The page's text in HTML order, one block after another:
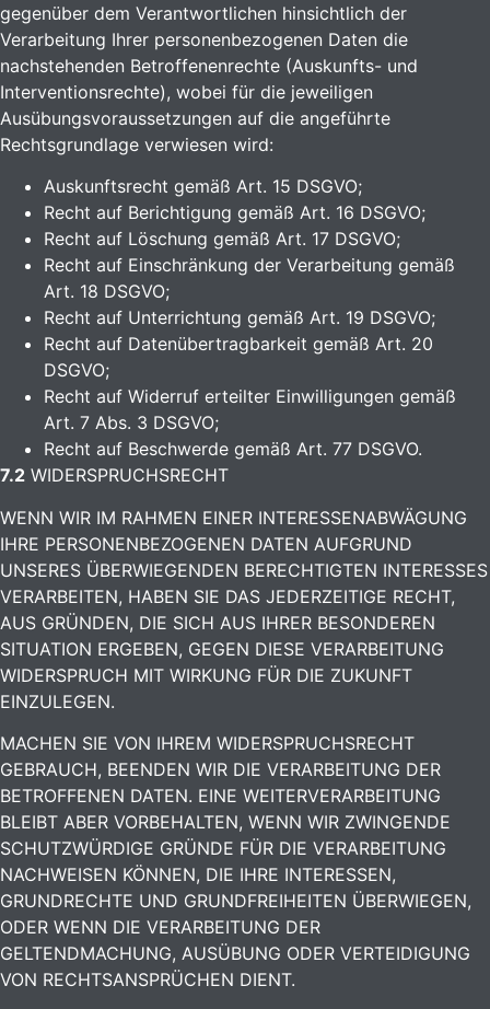
gegenüber dem Verantwortlichen hinsichtlich der
Verarbeitung Ihrer personenbezogenen Daten die
nachstehenden Betroffenenrechte (Auskunfts- und
Interventionsrechte), wobei für die jeweiligen
Ausübungsvoraussetzungen auf die angeführte
Rechtsgrundlage verwiesen wird:
Auskunftsrecht gemäß Art. 15 DSGVO;
Recht auf Berichtigung gemäß Art. 16 DSGVO;
Recht auf Löschung gemäß Art. 17 DSGVO;
Recht auf Einschränkung der Verarbeitung gemäß
Art. 18 DSGVO;
Recht auf Unterrichtung gemäß Art. 19 DSGVO;
Recht auf Datenübertragbarkeit gemäß Art. 20
DSGVO;
Recht auf Widerruf erteilter Einwilligungen gemäß
Art. 7 Abs. 3 DSGVO;
Recht auf Beschwerde gemäß Art. 77 DSGVO.
7.2 WIDERSPRUCHSRECHT
WENN WIR IM RAHMEN EINER INTERESSENABWÄGUNG
IHRE PERSONENBEZOGENEN DATEN AUFGRUND
UNSERES ÜBERWIEGENDEN BERECHTIGTEN INTERESSES
VERARBEITEN, HABEN SIE DAS JEDERZEITIGE RECHT,
AUS GRÜNDEN, DIE SICH AUS IHRER BESONDEREN
SITUATION ERGEBEN, GEGEN DIESE VERARBEITUNG
WIDERSPRUCH MIT WIRKUNG FÜR DIE ZUKUNFT
EINZULEGEN.
MACHEN SIE VON IHREM WIDERSPRUCHSRECHT
GEBRAUCH, BEENDEN WIR DIE VERARBEITUNG DER
BETROFFENEN DATEN. EINE WEITERVERARBEITUNG
BLEIBT ABER VORBEHALTEN, WENN WIR ZWINGENDE
SCHUTZWÜRDIGE GRÜNDE FÜR DIE VERARBEITUNG
NACHWEISEN KÖNNEN, DIE IHRE INTERESSEN,
GRUNDRECHTE UND GRUNDFREIHEITEN ÜBERWIEGEN,
ODER WENN DIE VERARBEITUNG DER
GELTENDMACHUNG, AUSÜBUNG ODER VERTEIDIGUNG
VON RECHTSANSPRÜCHEN DIENT.